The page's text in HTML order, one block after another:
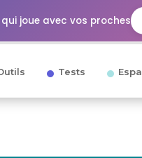
joue avec vos proches
Tests